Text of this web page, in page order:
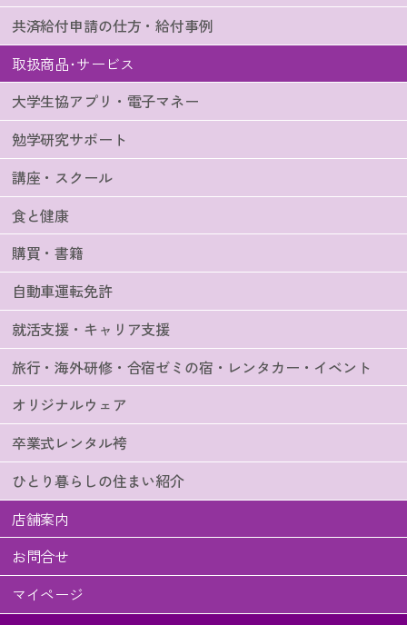
共済給付申請の仕方・給付事例
取扱商品･サービス
大学生協アプリ・電子マネー
勉学研究サポート
講座・スクール
食と健康
購買・書籍
自動車運転免許
就活支援・キャリア支援
旅行・海外研修・合宿ゼミの宿・レンタカー・イベント
オリジナルウェア
卒業式レンタル袴
ひとり暮らしの住まい紹介
店舗案内
お問合せ
マイページ